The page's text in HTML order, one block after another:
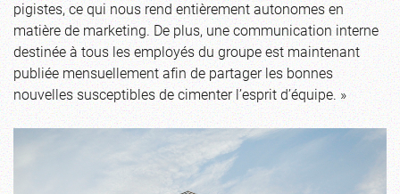
pigistes, ce qui nous rend entièrement autonomes en
matière de marketing. De plus, une communication interne
destinée à tous les employés du groupe est maintenant
publiée mensuellement afin de partager les bonnes
nouvelles susceptibles de cimenter l’esprit d’équipe. »